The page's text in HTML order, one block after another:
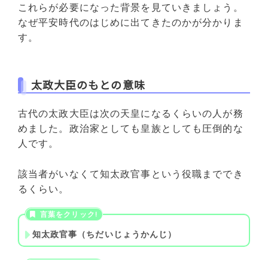
これらが必要になった背景を見ていきましょう。
なぜ平安時代のはじめに出てきたのかが分かりま
す。
太政大臣のもとの意味
古代の太政大臣は次の天皇になるくらいの人が務
めました。政治家としても皇族としても圧倒的な
人です。
該当者がいなくて知太政官事という役職まででき
るくらい。
知太政官事（ちだいじょうかんじ）